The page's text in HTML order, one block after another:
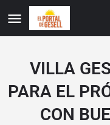
VILLA
PARA EL
CON